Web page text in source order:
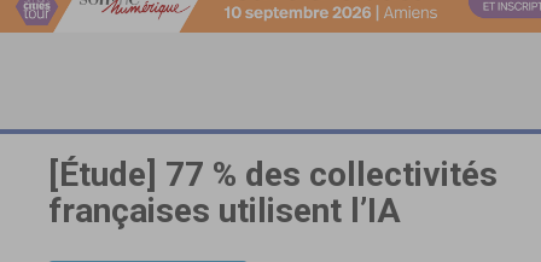
[Étude] 77 % des collectivités
françaises utilisent l’IA